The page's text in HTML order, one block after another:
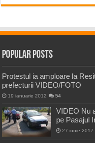
Popular Posts
Protestul ia amploare la
prefecturii VIDEO/FOTO
19 ianuarie 2012 54
VIDEO Nu
pe Pasajul
27 iunie 2017